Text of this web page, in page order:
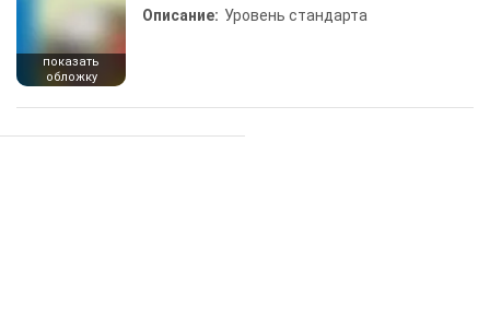
показать
обложку
Описание: Уровень стандарта